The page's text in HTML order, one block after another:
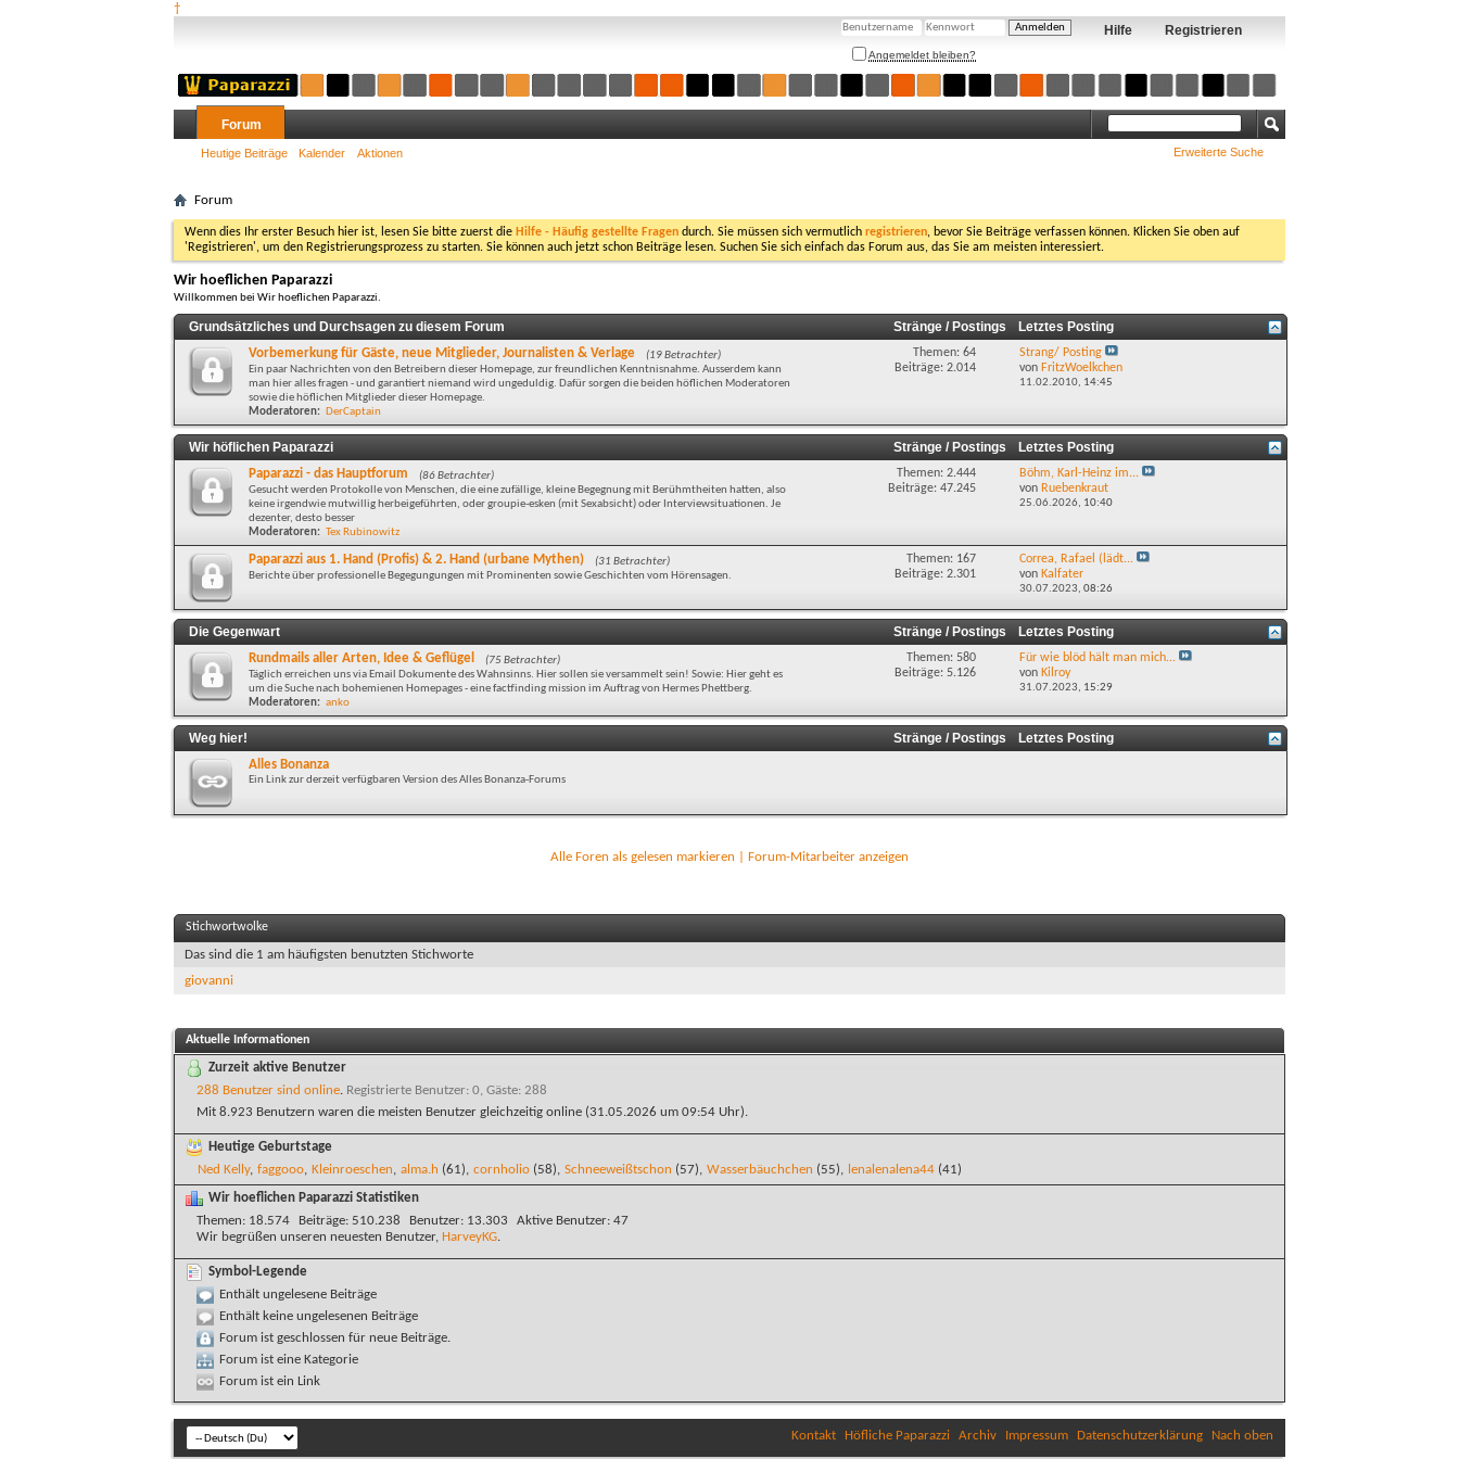
†
Registrieren
Hilfe
Angemeldet bleiben?
Forum
Heutige Beiträge Kalender Aktionen Erweiterte Suche
Forum
Wenn dies Ihr erster Besuch hier ist, lesen Sie bitte zuerst die Hilfe - Häufig gestellte Fragen durch. Sie müssen sich vermutlich registrieren, bevor Sie Beiträge verfassen können. Klicken Sie oben auf
'Registrieren', um den Registrierungsprozess zu starten. Sie können auch jetzt schon Beiträge lesen. Suchen Sie sich einfach das Forum aus, das Sie am meisten interessiert.
Wir hoeflichen Paparazzi
Willkommen bei Wir hoeflichen Paparazzi.
Grundsätzliches und Durchsagen zu diesem Forum Stränge / Postings Letztes Posting
Vorbemerkung für Gäste, neue Mitglieder, Journalisten & Verlage
(19 Betrachter)
Ein paar Nachrichten von den Betreibern dieser Homepage, zur freundlichen Kenntnisnahme. Ausserdem kann
man hier alles fragen - und garantiert niemand wird ungeduldig. Dafür sorgen die beiden höflichen Moderatoren
sowie die höflichen Mitglieder dieser Homepage.
Moderatoren: DerCaptain
Themen: 64
Beiträge: 2.014
Strang/ Posting
von FritzWoelkchen
11.02.2010, 14:45
Wir höflichen Paparazzi Stränge / Postings Letztes Posting
Paparazzi - das Hauptforum
(86 Betrachter)
Gesucht werden Protokolle von Menschen, die eine zufällige, kleine Begegnung mit Berühmtheiten hatten, also
keine irgendwie mutwillig herbeigeführten, oder groupie-esken (mit Sexabsicht) oder Interviewsituationen. Je
dezenter, desto besser
Moderatoren: Tex Rubinowitz
Themen: 2.444
Beiträge: 47.245
Böhm, Karl-Heinz im...
von Ruebenkraut
25.06.2026, 10:40
Paparazzi aus 1. Hand (Profis) & 2. Hand (urbane Mythen)
(31 Betrachter)
Berichte über professionelle Begegungungen mit Prominenten sowie Geschichten vom Hörensagen.
Themen: 167
Beiträge: 2.301
Correa, Rafael (lädt...
von Kalfater
30.07.2023,08:26
Die Gegenwart Stränge / Postings Letztes Posting
Rundmails aller Arten, Idee & Geflügel
(75 Betrachter)
Täglich erreichen uns via Email Dokumente des Wahnsinns. Hier sollen sie versammelt sein! Sowie: Hier geht es
um die Suche nach bohemienen Homepages - eine factfinding mission im Auftrag von Hermes Phettberg.
Moderatoren: anko
Themen: 580
Beiträge: 5.126
Für wie blöd hält man mich...
von Kilroy
31.07.2023, 15:29
Weg hier! Stränge / Postings Letztes Posting
Alles Bonanza
Ein Link zur derzeit verfügbaren Version des Alles Bonanza-Forums
Alle Foren als gelesen markieren Forum-Mitarbeiter anzeigen
Stichwortwolke
Das sind die 1 am häufigsten benutzten Stichworte
giovanni
Aktuelle Informationen
Zurzeit aktive Benutzer
288 Benutzer sind online. Registrierte Benutzer: 0, Gäste: 288
Mit 8.923 Benutzern waren die meisten Benutzer gleichzeitig online (31.05.2026 um 09:54 Uhr).
Heutige Geburtstage
Ned Kelly, faggooo Kleinroeschen alma.h (61), cornholio (58), Schneeweißtschon (57), Wasserbäuchchen (55), lenalenalena44 (41)
Wir hoeflichen Paparazzi Statistiken
Themen
18.574 Beiträge 510.238 Benutzer 13.303 Aktive Benutzer 47
Wir begrüßen unseren neuesten Benutzer, HarveyKG.
Symbol-Legende
Enthält ungelesene Beiträge
Enthält keine ungelesenen Beiträge
Forum ist geschlossen für neue Beiträge.
Forum ist eine Kategorie
Forum ist ein Link
Kontakt Höfliche Paparazzi Archiv Impressum Datenschutzerklärung Nach oben